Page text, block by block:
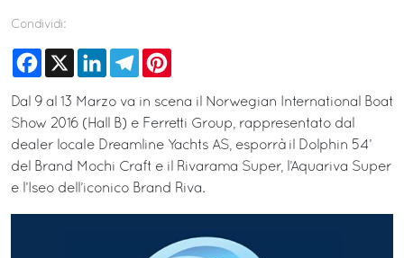
Condividi:
Facebook
X LinkedInTelegram
Dal 9 al 13 Marzo va in scena il Norwegian International Boat
Show 2016 (Hall B) e Ferretti Group, rappresentato dal
dealer locale Dreamline Yachts AS, esporrà il Dolphin 54’
del Brand Mochi Craft e il Rivarama Super, l’Aquariva Super
e l’Iseo dell’iconico Brand Riva.